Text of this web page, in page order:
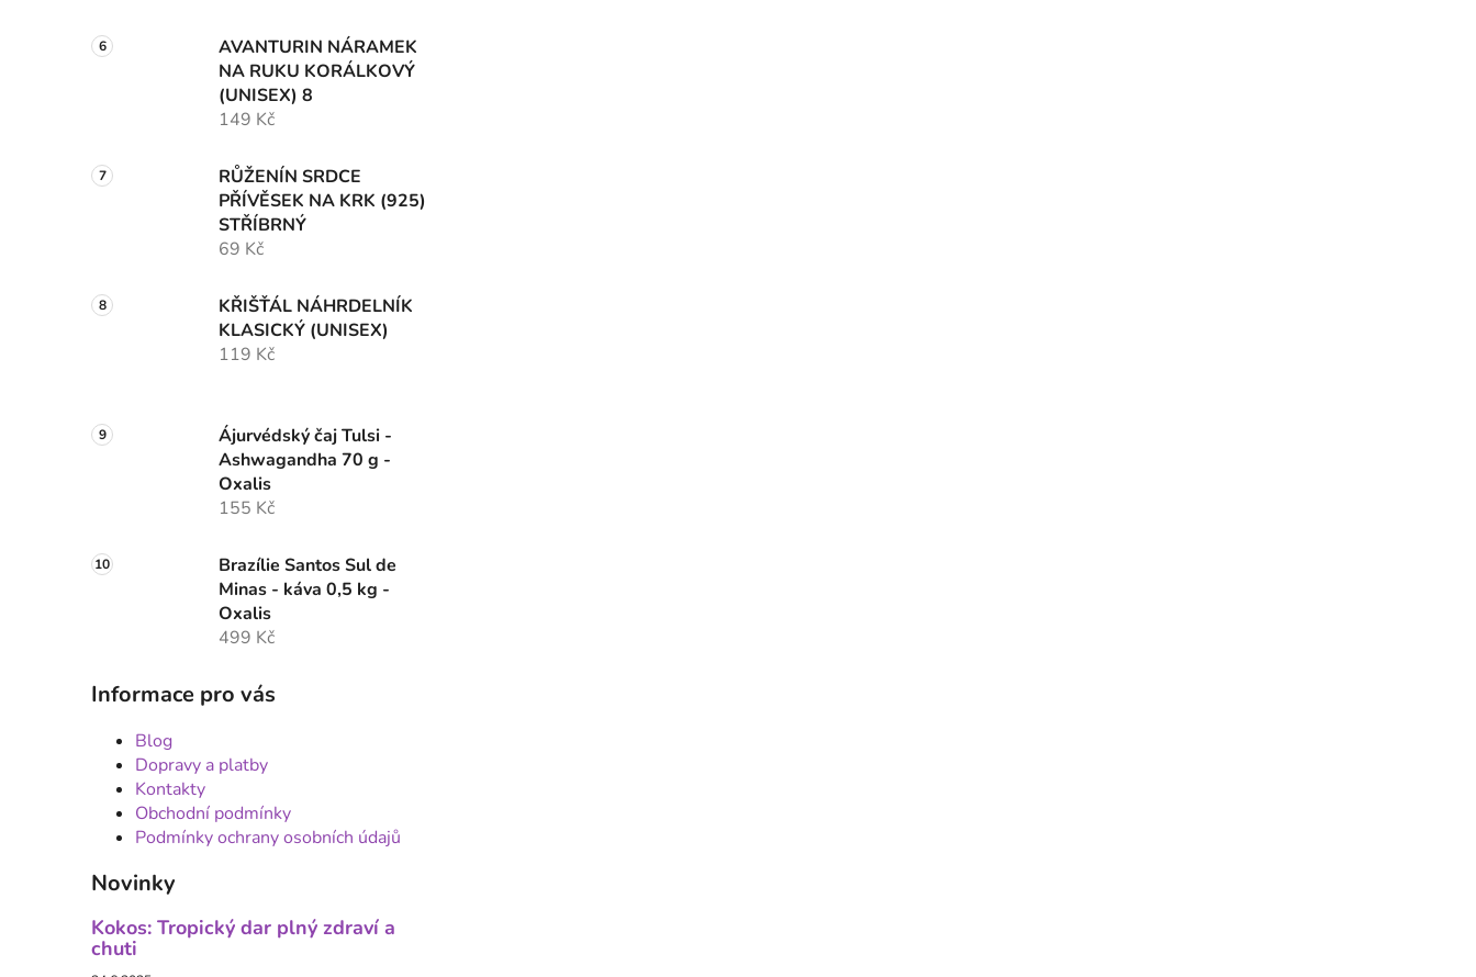
AVANTURIN NÁRAMEK
NA RUKU KORÁLKOVÝ
(UNISEX) 8
149 Kč
RŮŽENÍN SRDCE
PŘÍVĚSEK NA KRK (925)
STŘÍBRNÝ
69 Kč
KŘIŠŤÁL NÁHRDELNÍK
KLASICKÝ (UNISEX)
119 Kč
Ájurvédský čaj Tulsi -
Ashwagandha 70 g -
Oxalis
155 Kč
Brazílie Santos Sul de
Minas - káva 0,5 kg -
Oxalis
499 Kč
Informace pro vás
Blog
Dopravy a platby
Kontakty
Obchodní podmínky
Podmínky ochrany osobních údajů
Novinky
Kokos: Tropický dar plný zdraví a
chuti